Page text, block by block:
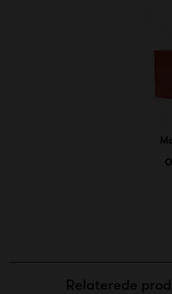
Relaterede